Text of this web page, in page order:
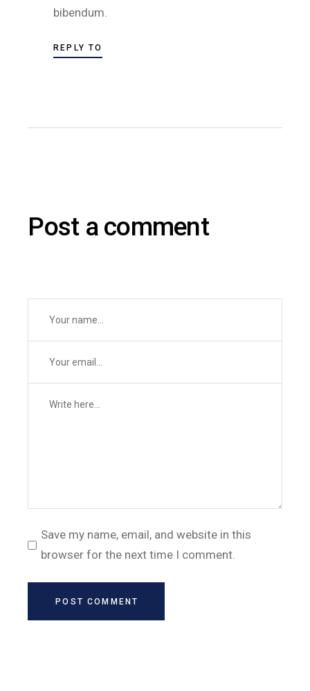
bibendum.
REPLY TO
Post a comment
Save my name, email, and website in this
browser for the next time I comment.
POST COMMENT